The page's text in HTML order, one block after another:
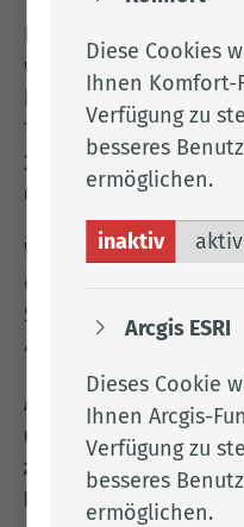
Die Rechtsvorgaben
wurden aus dem
herausgelöst und in
Tierarzneimittelgesetz
28.01.22 in Kraft
01.01.2023 in seiner
Wenn Sie Fragen zur
oder zur Antibiotika-
Sie bitte unter
445.
Allgemeines
und Antwortenkatalog
zum Antibiotika-
Downloadangebote
Diese Cookies
Ihnen Komfort-
Verfügung zu
besseres
ermöglichen.
inaktiv aktiv
Arcgis ESRI
Dieses Cookie
Ihnen Arcgis-
Verfügung zu
besseres
ermöglichen.